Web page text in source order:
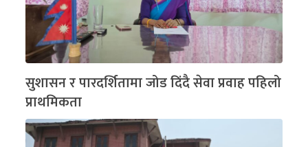
सुशासन र पारदर्शितामा जोड दिंदै सेवा प्रवाह पहिलो
प्राथमिकता